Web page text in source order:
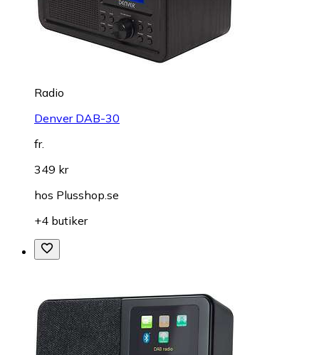
Radio
Denver DAB-30
fr.
349 kr
hos Plusshop.se
+4 butiker